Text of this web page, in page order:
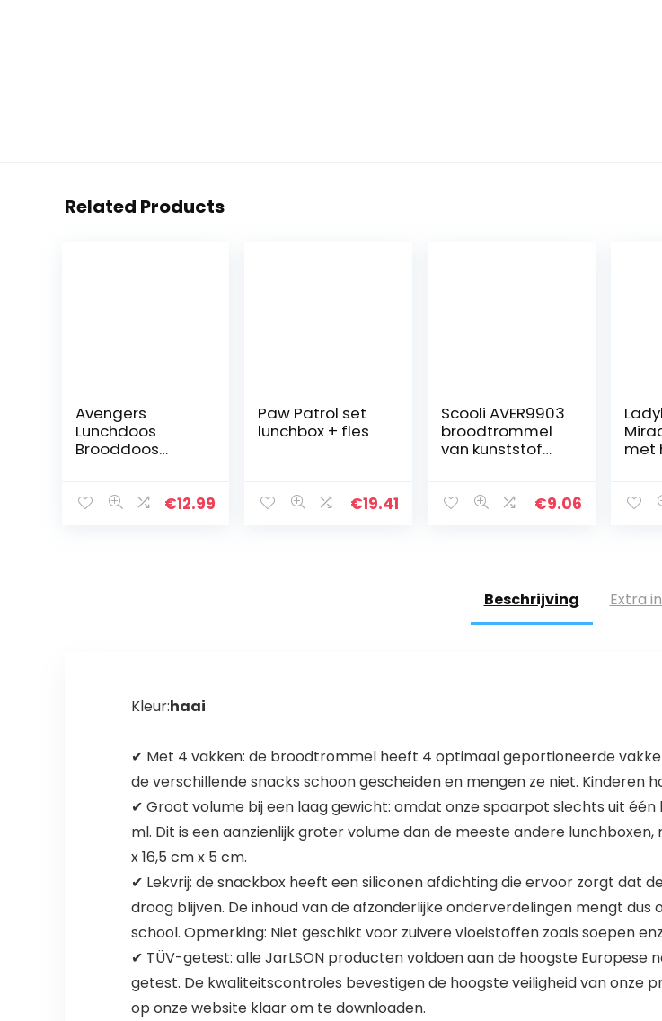
Related Products
Avengers
Lunchdoos
Brooddoos
afzonderlijk
€12.99
Paw Patrol set
lunchbox + fles
€19.41
Scooli AVER9903
broodtrommel
van kunststof
Avengers,
€9.06
met
Beschrijving Extra
Kleur:haai
✔ Met 4 vakken: de broodtrommel heeft 4 optimaal geportioneerde
de verschillende snacks schoon gescheiden en mengen ze niet. Kinderen
✔ Groot volume bij een laag gewicht: omdat onze spaarpot slechts uit
ml. Dit is een aanzienlijk groter volume dan de meeste andere
x 16,5 cm x 5 cm.
✔ Lekvrij: de snackbox heeft een siliconen afdichting die ervoor zorgt dat
droog blijven. De inhoud van de afzonderlijke onderverdelingen mengt
school. Opmerking: Niet geschikt voor zuivere vloeistoffen zoals soepen
✔ TÜV-getest: alle JarLSON producten voldoen aan de hoogste
getest. De kwaliteitscontroles bevestigen de hoogste veiligheid van
op onze website klaar om te downloaden.